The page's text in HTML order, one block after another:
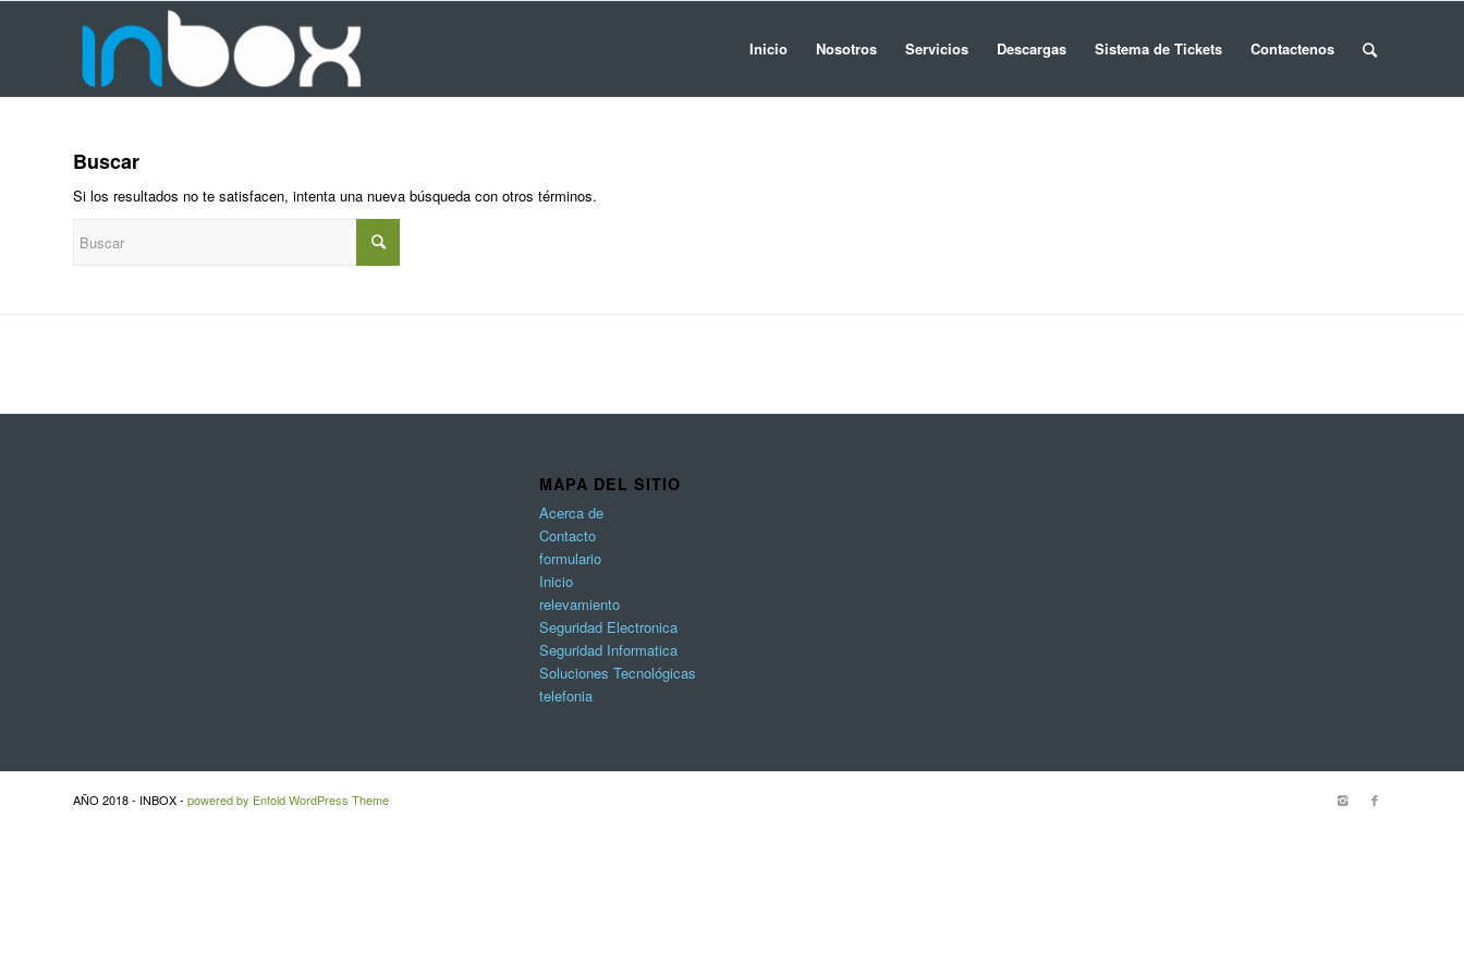
Inicio Nosotros Servicios Descargas Sistema de Tickets Contactenos
Buscar
Si los resultados no te satisfacen, intenta una nueva búsqueda con otros términos.
MAPA DEL SITIO
Acerca de
Contacto
formulario
Inicio
relevamiento
Seguridad Electronica
Seguridad Informatica
Soluciones Tecnológicas
telefonia
AÑO 2018 - INBOX - powered by Enfold WordPress Theme